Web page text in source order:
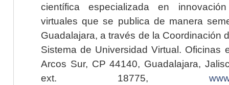
científica especializada en
virtuales que se publica de manera
Guadalajara, a través de la Coordinación
Sistema de Universidad Virtual. Oficinas
Arcos Sur, CP 44140, Guadalajara,
ext. 18775,